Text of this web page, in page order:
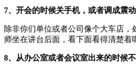
7、开会的时候关手机，或者调成震
除非你们单位或者公司像个大车店
师坐在讲台后面，看下面看得清楚着
8、从办公室或者会议室出来的时候